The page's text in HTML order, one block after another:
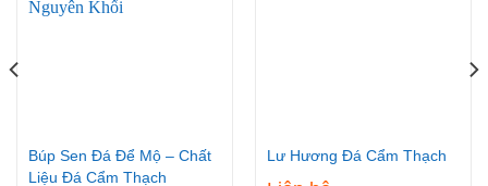
Búp Sen Đá Để Mộ – Chất
Liệu Đá Cẩm Thạch
Lư Hương Đá Cẩm Thạch